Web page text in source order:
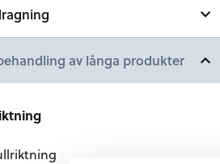
av långa produkter